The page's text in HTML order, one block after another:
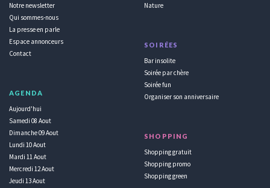
Notre newsletter
Qui sommes-nous
La presse en parle
Espace annonceurs
Contact
AGENDA
Aujourd'hui
Samedi 08 Aout
Dimanche 09 Aout
Lundi 10 Aout
Mardi 11 Aout
Mercredi 12 Aout
Jeudi 13 Aout
Nature
SOIRÉES
Bar insolite
Soirée par chère
Soirée fun
Organiser son anniversaire
SHOPPING
Shopping gratuit
Shopping promo
Shopping green